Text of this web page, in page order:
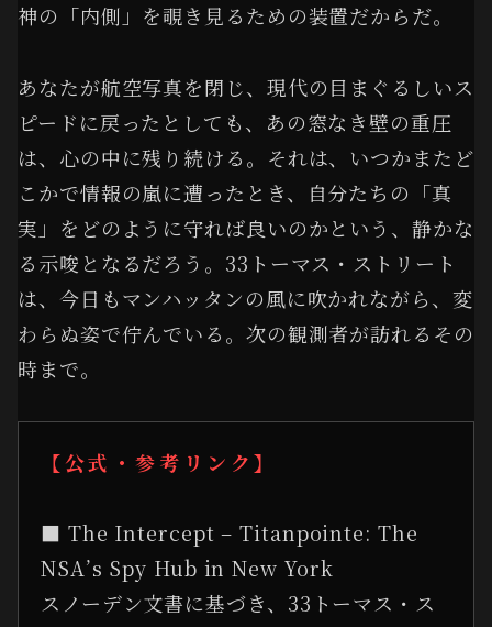
神の「内側」を覗き見るための装置だからだ。
あなたが航空写真を閉じ、現代の目まぐるしいス
ピードに戻ったとしても、あの窓なき壁の重圧
は、心の中に残り続ける。それは、いつかまたど
こかで情報の嵐に遭ったとき、自分たちの「真
実」をどのように守れば良いのかという、静かな
る示唆となるだろう。33トーマス・ストリート
は、今日もマンハッタンの風に吹かれながら、変
わらぬ姿で佇んでいる。次の観測者が訪れるその
時まで。
【公式・参考リンク】
■ The Intercept – Titanpointe: The
NSA’s Spy Hub in New York
スノーデン文書に基づき、33トーマス・ス